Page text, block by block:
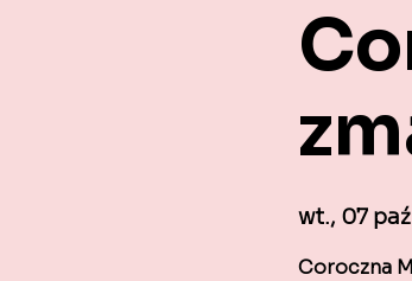
wt., 07 paź
Coroczna